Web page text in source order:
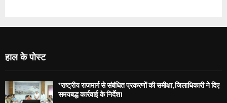
हाल के पोस्ट
*राष्ट्रीय राजमार्ग से संबंधित प्रकरणों की समीक्षा, जिलाधिकारी ने दिए
समयबद्ध कार्रवाई के निर्देश।